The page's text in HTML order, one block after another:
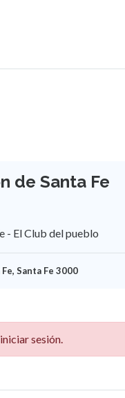
de Santa Fe
- El Club del pueblo
Santa Fe 3000
sesión.